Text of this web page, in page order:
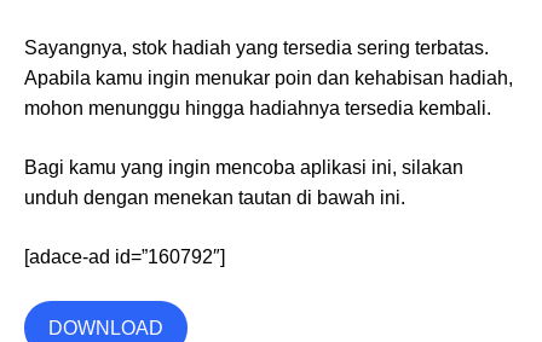
Sayangnya, stok hadiah yang tersedia sering terbatas.
Apabila kamu ingin menukar poin dan kehabisan hadiah,
mohon menunggu hingga hadiahnya tersedia kembali.
Bagi kamu yang ingin mencoba aplikasi ini, silakan
unduh dengan menekan tautan di bawah ini.
[adace-ad id=”160792″]
DOWNLOAD